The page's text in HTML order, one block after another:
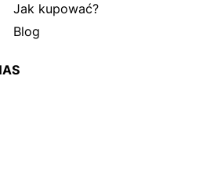
Jak kupować?
Blog